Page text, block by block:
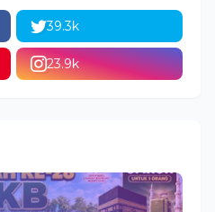
39.3k
23.9k